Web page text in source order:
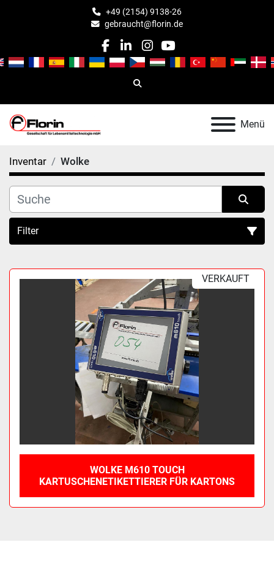
+49 (2154) 9138-26
gebraucht@florin.de
facebook
linkedin
instagram
youtube
Suche
Menü
Inventar Wolke
Filter
Alle Kategorien
Sortieren nach
VERKAUFT
WOLKE M610 TOUCH
KARTUSCHENETIKETTIERER FÜR KARTONS